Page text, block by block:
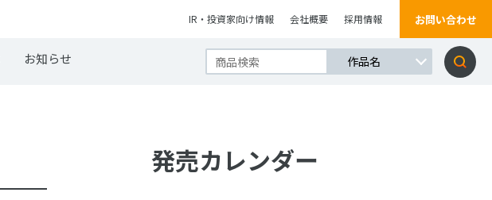
IR・投資家向け情報 会社概要 採用情報 お問い合わせ
お知らせ
発売カレンダー